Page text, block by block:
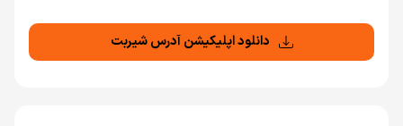
دانلود اپلیکیشن آدرس شیربت